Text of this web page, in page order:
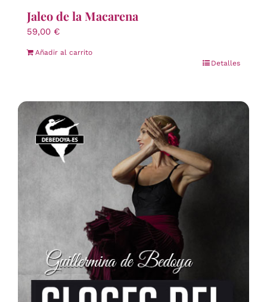
Jaleo de la Macarena
59,00 €
Añadir al carrito
Detalles